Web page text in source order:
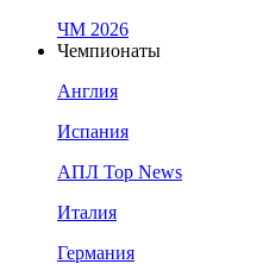
ЧМ 2026
Чемпионаты
Англия
Испания
АПЛ Top News
Италия
Германия